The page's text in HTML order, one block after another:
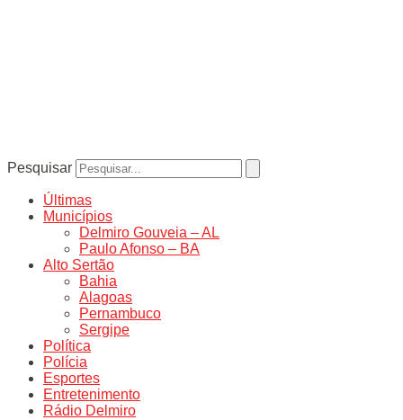
Pesquisar
Últimas
Municípios
Delmiro Gouveia – AL
Paulo Afonso – BA
Alto Sertão
Bahia
Alagoas
Pernambuco
Sergipe
Política
Polícia
Esportes
Entretenimento
Rádio Delmiro